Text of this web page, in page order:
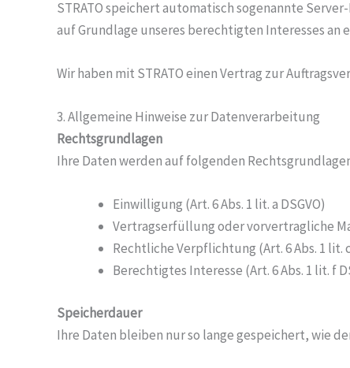
STRATO speichert automatisch sogenannte
auf Grundlage unseres berechtigten Interesses an
Wir haben mit STRATO einen Vertrag zur
3. Allgemeine Hinweise zur Datenverarbeitung
Rechtsgrundlagen
Ihre Daten werden auf folgenden
Einwilligung (Art. 6 Abs. 1 lit. a DSGVO)
Vertragserfüllung oder vorvertragliche
Rechtliche Verpflichtung (Art. 6 Abs. 1 lit. c
Berechtigtes Interesse (Art. 6 Abs. 1 lit. f
Speicherdauer
Ihre Daten bleiben nur so lange gespeichert, wie